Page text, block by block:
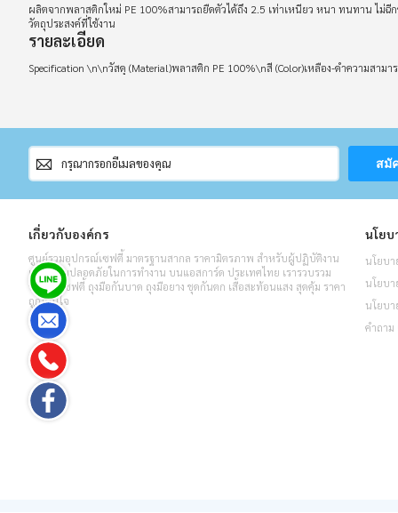
ผลิตจากพลาสติกใหม่ PE 100%สามารถยืดตัวได้ถึง 2.5 เท่าเหนียว หนา ทนทาน ไม่ฉี
วัตถุประสงค์ที่ใช้งาน
รายละเอียด
Specification \n\nวัสดุ (Material)พลาสติก PE 100%\nสี (Color)เหลือง-ดำความสา
สมัคร
สมาชิก
จดหมาย
ข่าว
สมั
เกี่ยวกับองค์กร
ศูนย์รวมอุปกรณ์เซฟตี้ มาตรฐานสากล ราคามิตรภาพ สำหรับผู้ปฏิบัติงาน
เพื่อความปลอดภัยในการทำงาน บนแอสการ์ด ประเทศไทย เรารวบรวม
รองเท้าเซฟตี้ ถุงมือกันบาด ถุงมือยาง ชุดกันตก เสื้อสะท้อนแสง สุดคุ้ม ราคา
ถูกโดนใจ
นโยบ
นโยบ
นโยบ
นโยบ
คำถาม